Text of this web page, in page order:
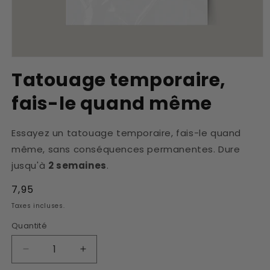
média
dans
une
Tatouage temporaire,
fais-le quand même
Essayez un tatouage temporaire, fais-le quand
même, sans conséquences permanentes. Dure
jusqu'à 2 semaines.
Prix
habituel
7,95
Taxes incluses.
Quantité
Réduire
la
Augmenter
la